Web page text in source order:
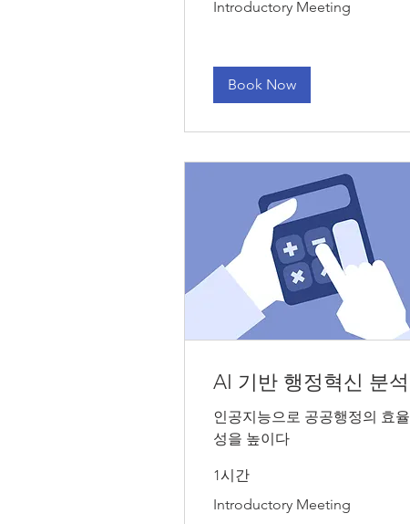
Meeting
Introductory Meeting
Book Now
AI 기반 행정혁신 분석
인공지능으로 공공행정의 효율
성을 높이다
1시간
Meeting
Introductory Meeting